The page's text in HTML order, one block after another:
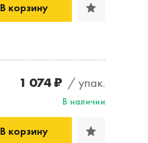
В корзину
1 074 ₽ / упак.
В наличии
В корзину